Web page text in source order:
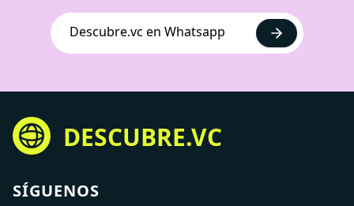
Descubre.vc en Whatsapp
DESCUBRE.VC
SÍGUENOS